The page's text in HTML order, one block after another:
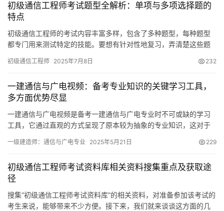
初级通信工程师考试题型全解析：单项与多项选择题的
特点
初级通信工程师的考试内容丰富多样，包含了多种题型，每种题型
都专门用来测试特定的技能。要想有针对性地复习，弄清楚这些题
型。
初级通信工程师 2025年7月8日 232
一建通信与广电视频：备考专业知识的关键学习工具，
多方面优势尽显
一建通信与广电视频是备考一建通信与广电专业时不可或缺的学习
工具，它通过直观的方式呈现了原本较为抽象的专业知识，这对于
一级建造师：通信与广电专业 2025年5月21日 229
初级通信工程师考试资料库相关资料搜集重点及获取途
径
搜集“初级通信工程师考试资料库”的相关资料，对准备参加该考试的
考生来说，能够带来不少方便。接下来，我们就来谈谈这方面的几